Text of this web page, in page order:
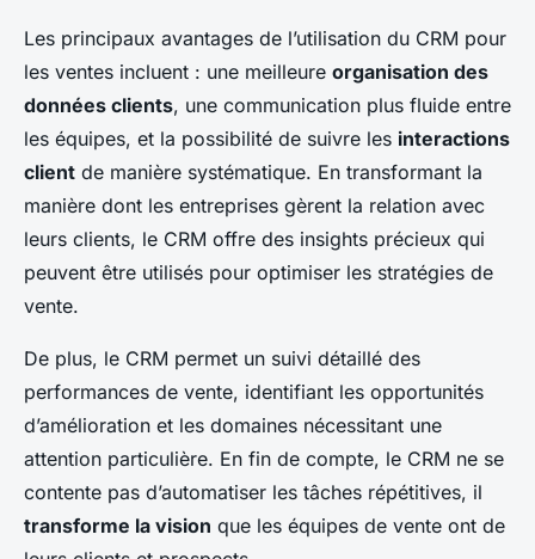
Les principaux avantages de l’utilisation du CRM pour
les ventes incluent : une meilleure organisation des
données clients, une communication plus fluide entre
les équipes, et la possibilité de suivre les interactions
client de manière systématique. En transformant la
manière dont les entreprises gèrent la relation avec
leurs clients, le CRM offre des insights précieux qui
peuvent être utilisés pour optimiser les stratégies de
vente.
De plus, le CRM permet un suivi détaillé des
performances de vente, identifiant les opportunités
d’amélioration et les domaines nécessitant une
attention particulière. En fin de compte, le CRM ne se
contente pas d’automatiser les tâches répétitives, il
transforme la vision que les équipes de vente ont de